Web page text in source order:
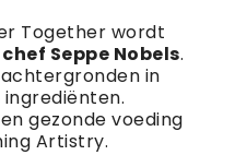
Together wordt
chef Seppe Nobels.
in
gezonde voeding
Artistry.